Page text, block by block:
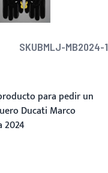
SKUBMLJ-MB2024-1
para pedir un
Ducati Marco
2024